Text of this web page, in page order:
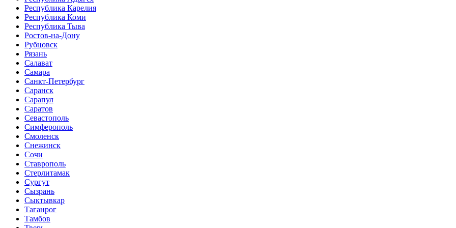
Республика Карелия
Республика Коми
Республика Тыва
Ростов-на-Дону
Рубцовск
Рязань
Салават
Самара
Санкт-Петербург
Саранск
Сарапул
Саратов
Севастополь
Симферополь
Смоленск
Снежинск
Сочи
Ставрополь
Стерлитамак
Сургут
Сызрань
Сыктывкар
Таганрог
Тамбов